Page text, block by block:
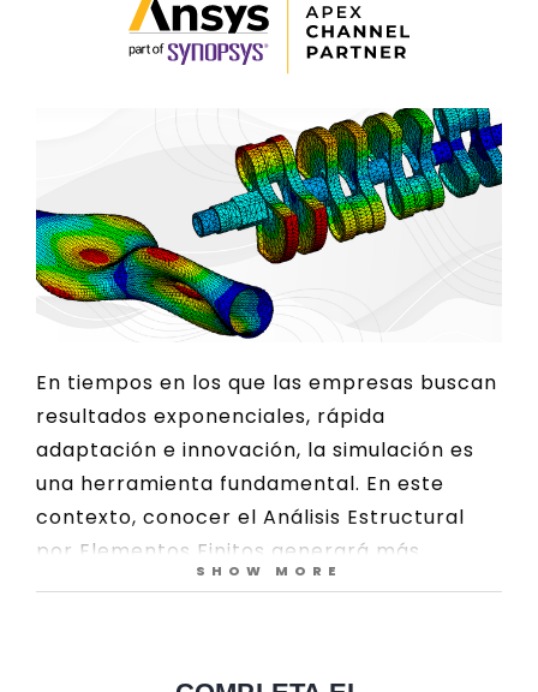
En tiempos en los que las empresas buscan
resultados exponenciales, rápida
adaptación e innovación, la simulación es
una herramienta fundamental. En este
contexto, conocer el Análisis Estructural
por Elementos Finitos generará más
oportunidades laborales para el ingeniero.
SHOW MORE